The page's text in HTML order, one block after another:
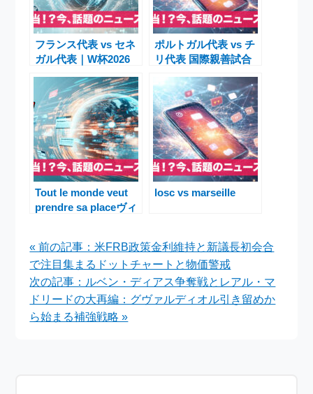
フランス代表 vs セネ
ガル代表｜W杯2026
方法と見どころ
ポルトガル代表 vs チ
リ代表 国際親善試合
戦の行方
Tout le monde veut
prendre sa placeヴィ
視聴率最高記録の軌跡
losc vs marseille
« 前の記事：米FRB政策金利維持と新議長初会合
で注目集まるドットチャートと物価警戒
次の記事：ルベン・ディアス争奪戦とレアル・マ
ドリードの大再編：グヴァルディオル引き留めか
ら始まる補強戦略 »